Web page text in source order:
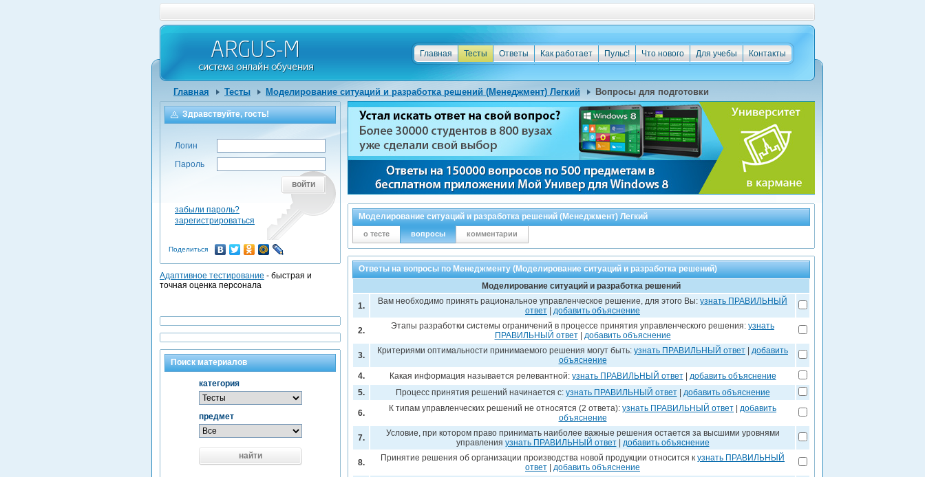
Контакты
Для учебы
Что нового
Пульс!
Как работает
Ответы
Тесты
Главная
Главная Тесты Моделирование ситуаций и разработка решений (Менеджмент) Легкий Вопросы для подготовки
Моделирование ситуаций и разработка решений (Менеджмент) Легкий
о тесте вопросы комментарии
Ответы на вопросы по Менеджменту (Моделирование ситуаций и разработка решений)
Моделирование ситуаций и разработка решений
1. Вам необходимо принять рациональное управленческое решение, для этого Вы: узнать ПРАВИЛЬНЫЙ
ответ
добавить объяснение
2. Этапы разработки системы ограничений в процессе принятия управленческого решения: узнать
ПРАВИЛЬНЫЙ ответ| добавить объяснение
3. Критериями оптимальности принимаемого решения могут быть: узнать ПРАВИЛЬНЫЙ ответ
добавить
объяснение
4.
Какая информация называется релевантной: узнать ПРАВИЛЬНЫЙ ответ| добавить объяснение
5.
Процесс принятия решений начинается с: узнать ПРАВИЛЬНЫЙ ответ| добавить объяснение
6. К типам управленческих решений не относятся (2 ответа): узнать ПРАВИЛЬНЫЙ ответ
добавить
объяснение
7.
Условие, при котором право принимать наиболее важные решения остается за высшими уровнями
управления узнать ПРАВИЛЬНЫЙ ответ| добавить объяснение
8. Принятие решения об организации производства новой продукции относится к узнать ПРАВИЛЬНЫЙ
ответ
добавить объяснение
Здравствуйте, гость!
Логин
Пароль
войти
забыли пароль?
зарегистрироваться
Поделиться
Адаптивное тестирование - быстрая и
точная оценка персонала
Поиск материалов
категория
предмет
найти